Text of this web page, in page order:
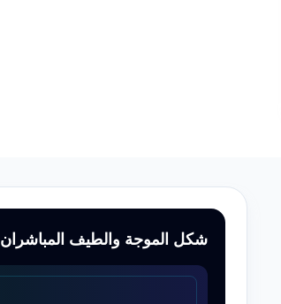
شكل الموجة والطيف المباشران